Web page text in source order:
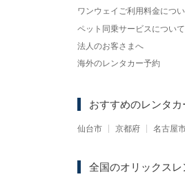
ワンウェイご利用料金につ
ペット同乗サービスについて
法人のお客さまへ
海外のレンタカー予約
おすすめのレンタ
仙台市 京都府 名古屋
全国のオリックス